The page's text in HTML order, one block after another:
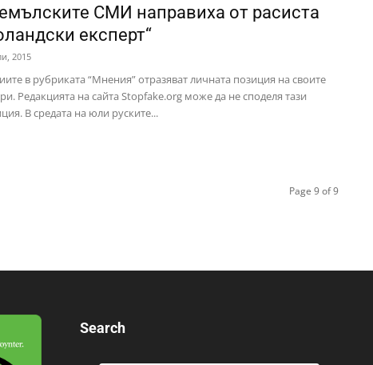
СМИ направиха от расиста
експерт“
2015
в рубриката “Мнения” отразяват личната позиция на своите
Редакцията на сайта Stopfake.org може да не споделя тази
В средата на юли руските...
Page 9 of 9
Search